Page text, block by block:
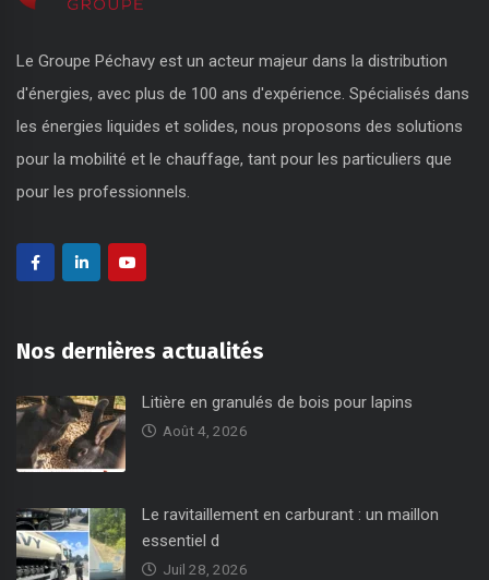
Le Groupe Péchavy est un acteur majeur dans la distribution
d'énergies, avec plus de 100 ans d'expérience. Spécialisés dans
les énergies liquides et solides, nous proposons des solutions
pour la mobilité et le chauffage, tant pour les particuliers que
pour les professionnels.
Nos dernières actualités
Litière en granulés de bois pour lapins
Août 4, 2026
Le ravitaillement en carburant : un maillon
essentiel d
Juil 28, 2026